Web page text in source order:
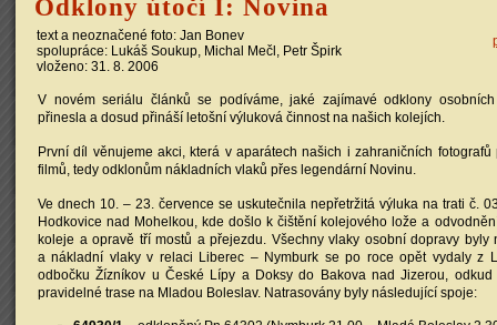
Odklony útočí I: Novina
text a neoznačené foto: Jan Bonev
spolupráce: Lukáš Soukup, Michal Mečl , Petr Špirk
vloženo: 31. 8. 2006
V novém seriálu článků se podíváme, jaké zajímavé odklony
přinesla a dosud přináší letošní výluková činnost na našich kolejích.
První díl věnujeme akci, která v aparátech našich i zahraničních
filmů, tedy odklonům nákladních vlaků přes legendární Novinu.
Ve dnech 10. – 23. července se uskutečnila nepřetržitá výluka na trati č.
Hodkovice nad Mohelkou, kde došlo k čištění kolejového lože a
koleje a opravě tří mostů a přejezdu. Všechny vlaky osobní dopravy byly
a nákladní vlaky v relaci Liberec – Nymburk se po roce opět vydaly z
odbočku Žízníkov u České Lípy a Doksy do Bakova nad Jizerou, odkud
pravidelné trase na Mladou Boleslav. Natrasovány byly následující spoje: